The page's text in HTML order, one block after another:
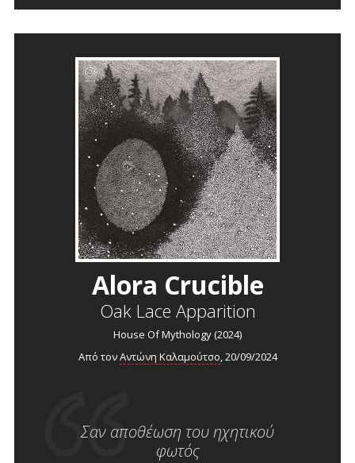
Alora Crucible
Oak Lace Apparition
House Of Mythology (2024)
Από τονΑντώνη Καλαμούτσο, 20/09/2024
Σαν αποθέωση του ηχητικού
φωτός